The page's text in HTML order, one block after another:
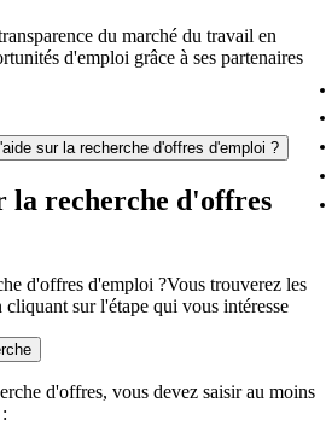
du marché du travail en
d'emploi grâce à ses partenaires
sur la recherche d'offres d'emploi ?
la recherche d'offres
d'offres d'emploi ?Vous trouverez les
sur l'étape qui vous intéresse
d'offres, vous devez saisir au moins